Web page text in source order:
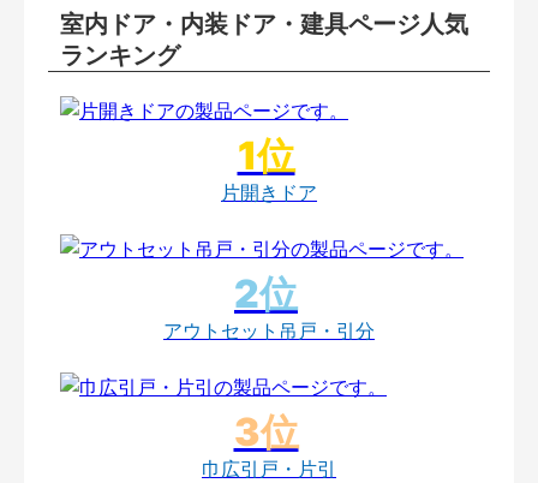
室内ドア・内装ドア・建具ページ人気
ランキング
片開きドア
アウトセット吊戸・引分
巾広引戸・片引